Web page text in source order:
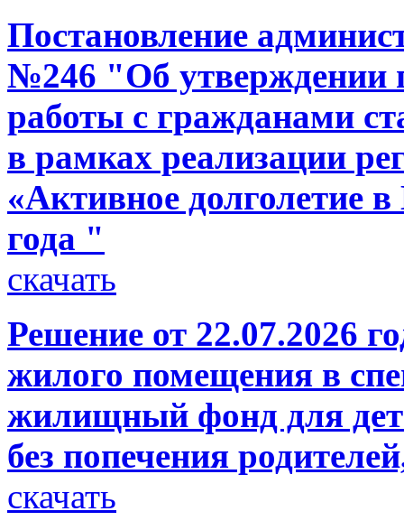
Постановление
№246 "Об утверждении
работы с гражданами
в рамках реализации
«Активное долголетие
года "
скачать
Решение от 22.07.2026
жилого помещения в
жилищный фонд для
без попечения
скачать